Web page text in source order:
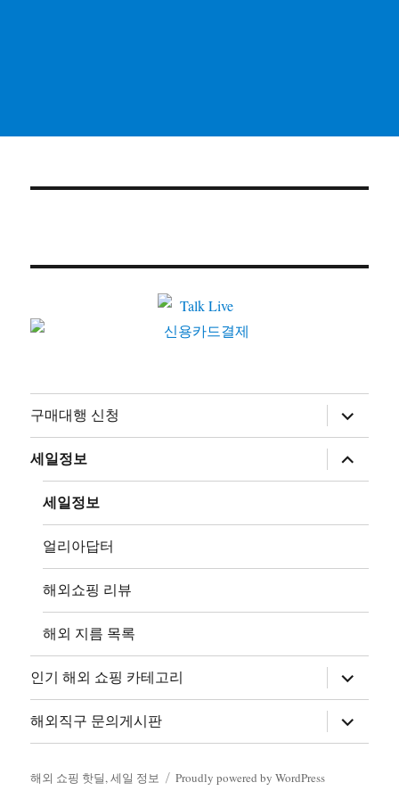
구매대행 신청
하
위
메
뉴
확
장
세일정보
하
위
메
장
세일정보
얼리아답터
해외쇼핑 리뷰
해외 지름 목록
인기 해외 쇼핑 카테고리
하
위
메
뉴
확
장
해외직구 문의게시판
하
위
메
해외 쇼핑 핫딜, 세일 정보 Proudly powered by WordPress